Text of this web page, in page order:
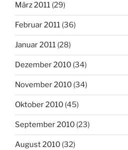
März 2011 (29)
Februar 2011 (36)
Januar 2011 (28)
Dezember 2010 (34)
November 2010 (34)
Oktober 2010 (45)
September 2010 (23)
August 2010 (32)